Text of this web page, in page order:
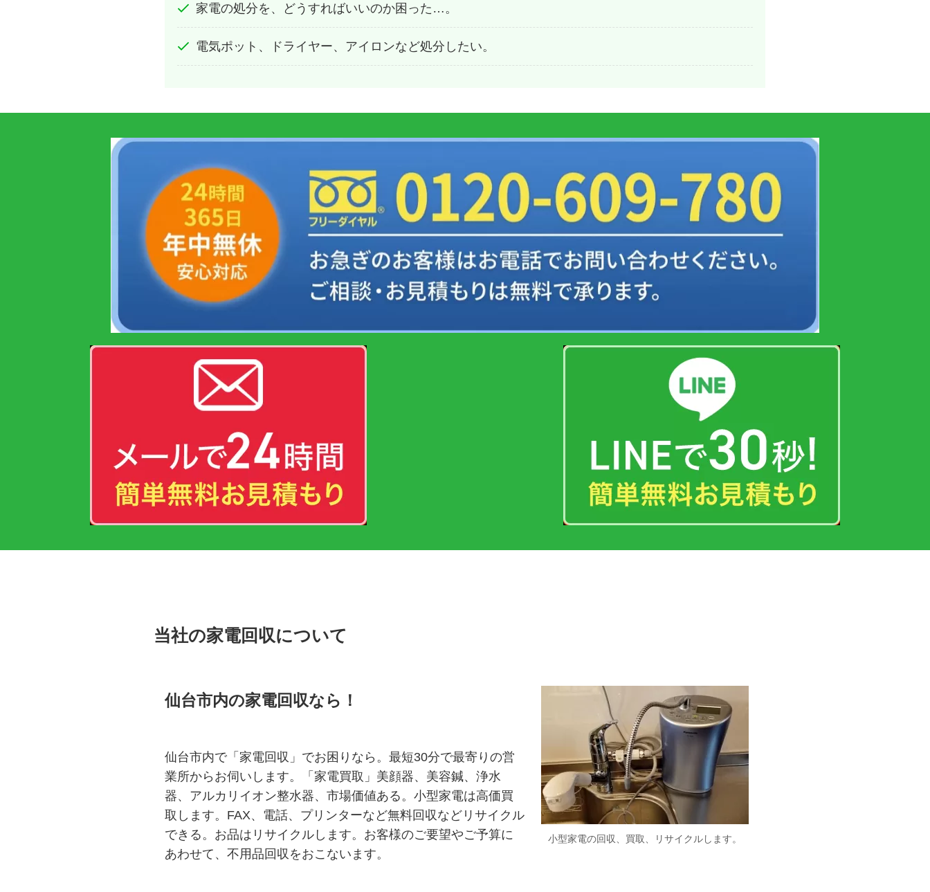
家電の処分を、どうすればいいのか困った…。
電気ポット、ドライヤー、アイロンなど処分したい。
当社の家電回収について
仙台市内の家電回収なら！
仙台市内で「家電回収」でお困りなら。最短30分で最寄りの営
業所からお伺いします。「家電買取」美顔器、美容鍼、浄水
器、アルカリイオン整水器、市場価値ある。小型家電は高価買
取します。FAX、電話、プリンターなど無料回収などリサイクル
できる。お品はリサイクルします。お客様のご要望やご予算に
あわせて、不用品回収をおこないます。
小型家電の回収、買取、リサイクルします。